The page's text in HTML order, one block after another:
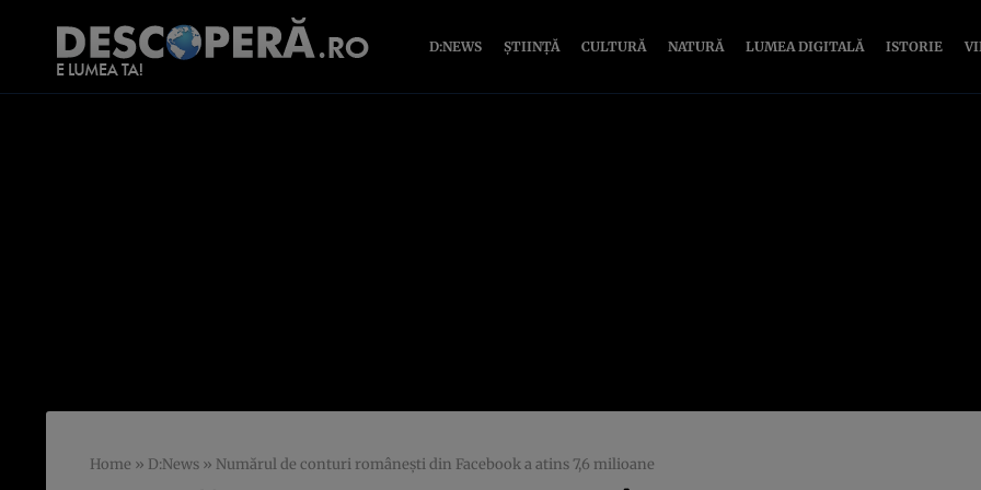
D:NEWS ȘTIINȚĂ CULTURĂ NATURĂ LUMEA DIGITALĂ ISTORIE
Home » D:News » Numărul de conturi româneşti din Facebook a atins 7,6 milioane